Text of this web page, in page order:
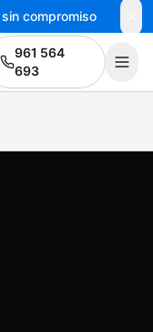
compromiso
961 564
693